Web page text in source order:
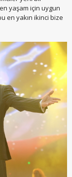
yaşam için uygun
en yakın ikinci bize